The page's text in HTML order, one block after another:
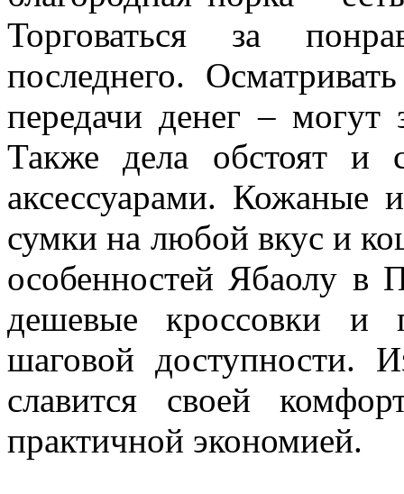
Торговаться за
последнего.
передачи денег – могут
Также дела обстоят и
аксессуарами. Кожаные
сумки на любой вкус и
особенностей Ябаолу в
дешевые кроссовки
шаговой доступности.
славится своей
практичной экономией.